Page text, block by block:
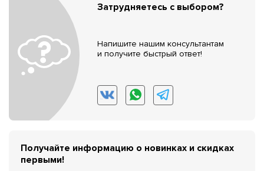
Затрудняетесь с выбором?
Напишите нашим консультантам
и получите быстрый ответ!
Получайте информацию о новинках и скидках
первыми!